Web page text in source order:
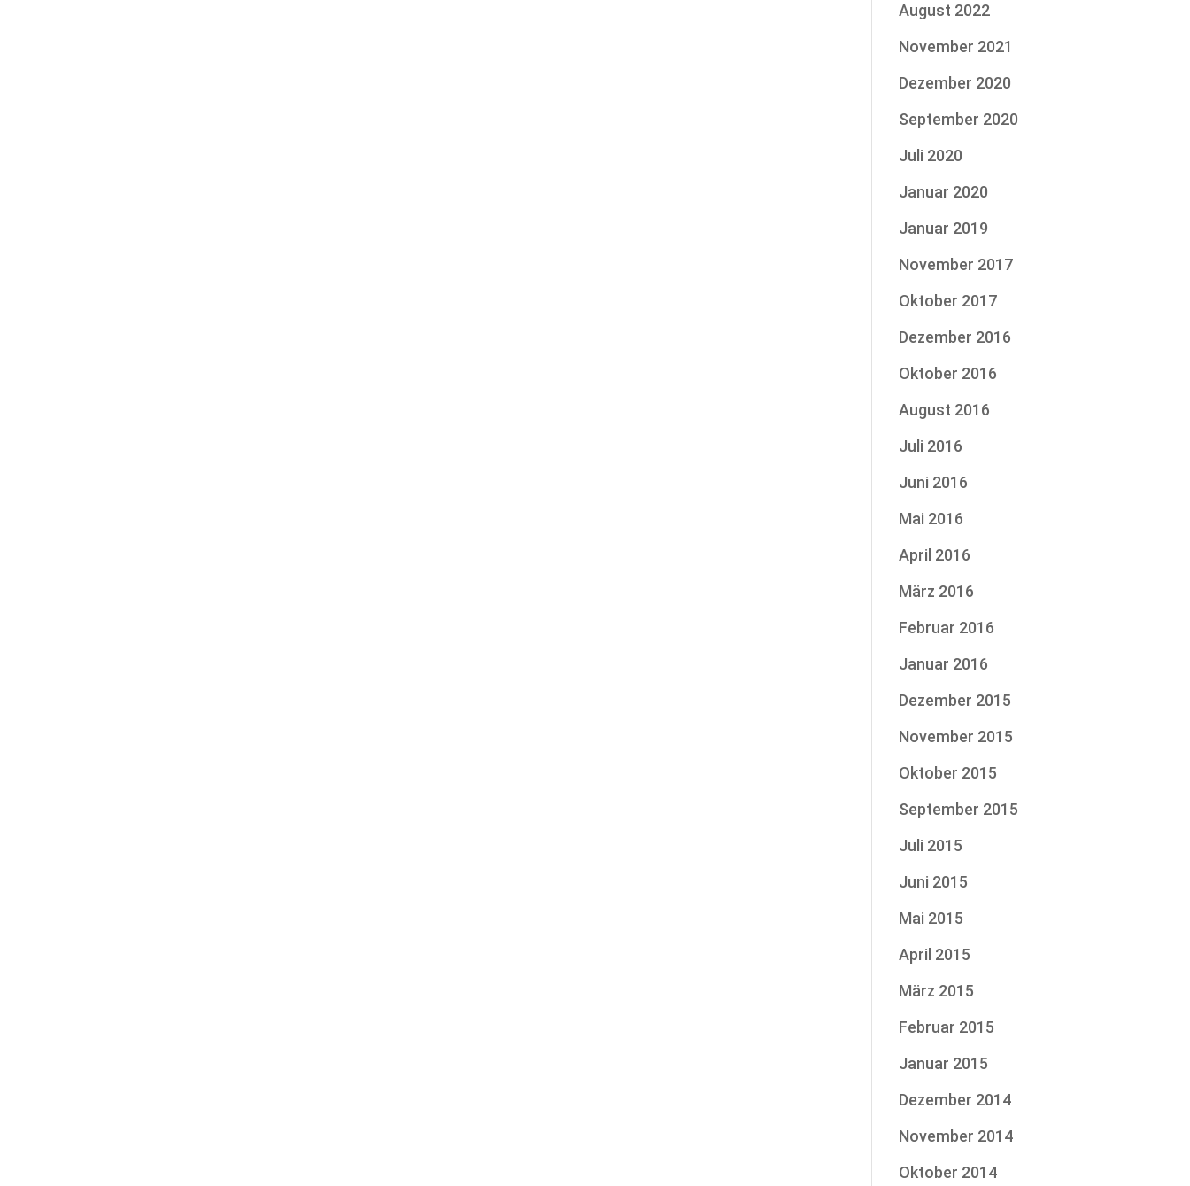
August 2022
November 2021
Dezember 2020
September 2020
Juli 2020
Januar 2020
Januar 2019
November 2017
Oktober 2017
Dezember 2016
Oktober 2016
August 2016
Juli 2016
Juni 2016
Mai 2016
April 2016
März 2016
Februar 2016
Januar 2016
Dezember 2015
November 2015
Oktober 2015
September 2015
Juli 2015
Juni 2015
Mai 2015
April 2015
März 2015
Februar 2015
Januar 2015
Dezember 2014
November 2014
Oktober 2014